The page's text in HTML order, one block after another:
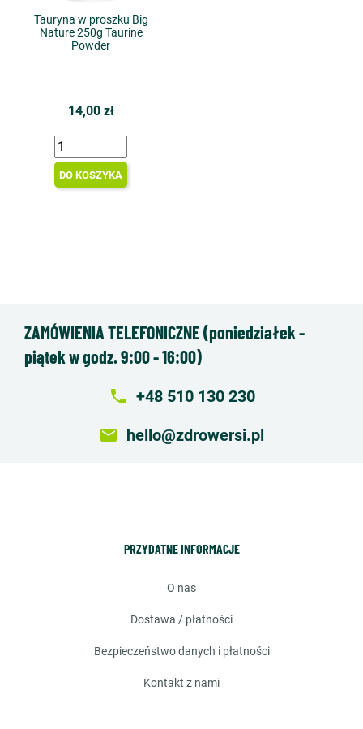
Tauryna w proszku Big
Nature 250g Taurine
Powder
14,00 zł
DO KOSZYKA
ZAMÓWIENIA TELEFONICZNE (poniedziałek -
piątek w godz. 9:00 - 16:00)
local_phone +48 510 130 230
email hello@zdrowersi.pl
PRZYDATNE INFORMACJE
o nas
dostawa / płatności
bezpieczeństwo danych i płatności
kontakt z nami